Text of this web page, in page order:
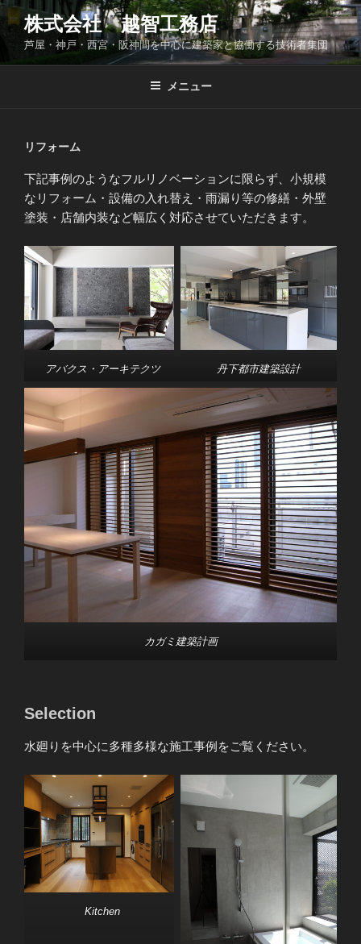
コ
ン
ン
株式会社 越智工務店
芦屋・神戸・西宮・阪神間を中心に建築家と協働する技術者集団
メニュー
リフォーム
下記事例のようなフルリノベーションに限らず、小規模
なリフォーム・設備の入れ替え・雨漏り等の修繕・外壁
塗装・店舗内装など幅広く対応させていただきます。
アバクス・アーキテクツ 丹下都市建築設計
カガミ建築計画
Selection
水廻りを中心に多種多様な施工事例をご覧ください。
Kitchen